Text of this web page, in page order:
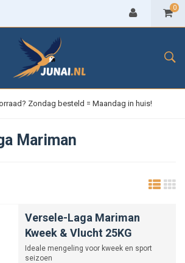
0
Zondag besteld = Maandag in huis!
Mariman
Versele-Laga Mariman
Kweek & Vlucht 25KG
Ideale mengeling voor kweek en sport
seizoen